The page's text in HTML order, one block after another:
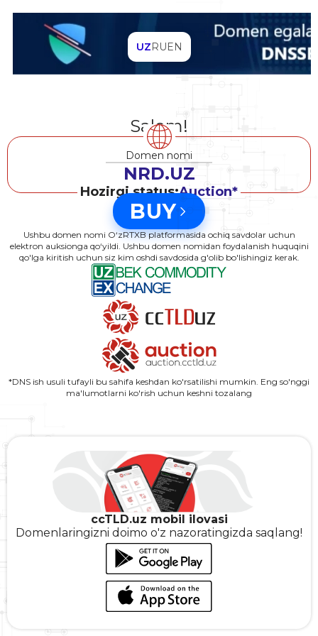
UZRUEN
Salom!
Domen nomi
NRD.UZ
Hozirgi status:Auction*
BUY
Ushbu domen nomi O‘zRTXB platformasida ochiq savdolar uchun
elektron auksionga qo‘yildi. Ushbu domen nomidan foydalanish huquqini
qo'lga kiritish uchun siz kim oshdi savdosida g'olib bo'lishingiz kerak.
*DNS ish usuli tufayli bu sahifa keshdan ko'rsatilishi mumkin. Eng so'nggi
ma'lumotlarni ko'rish uchun keshni tozalang
ccTLD.uz mobil ilovasi
Domenlaringizni doimo o'z nazoratingizda saqlang!